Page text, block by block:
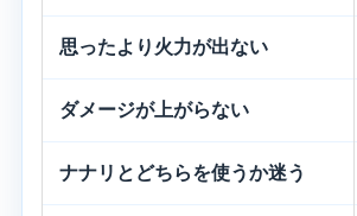
思ったより火力が出ない
ダメージが上がらない
ナナリとどちらを使うか迷う